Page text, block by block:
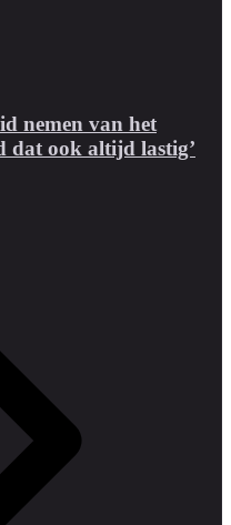
nemen van het
dat ook altijd lastig’